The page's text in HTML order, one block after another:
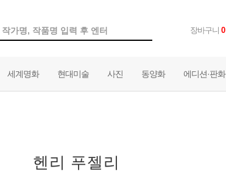
장바구니 0
세계명화 현대미술 사진 동양화 에디션·판화
헨리 푸젤리